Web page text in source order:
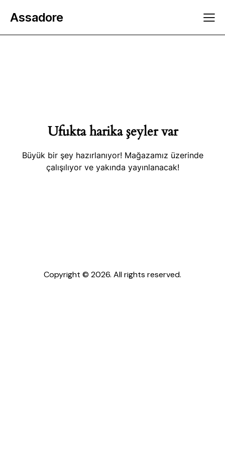
Assadore
Ufukta harika şeyler var
Büyük bir şey hazırlanıyor! Mağazamız üzerinde
çalışılıyor ve yakında yayınlanacak!
Copyright © 2026. All rights reserved.